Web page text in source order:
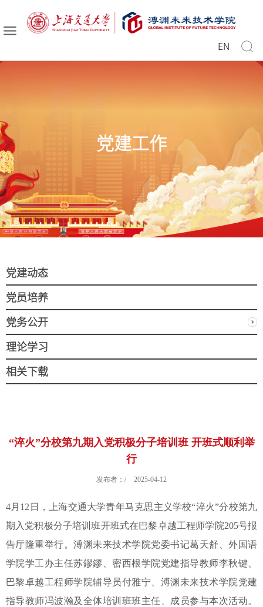
EN
党建工作
党建动态
党员培养
党务公开
理论学习
相关下载
“淬火”分校第九期入党积极分子培训班 开班式顺利举
行
发布者：/ 2025-04-12
4月12日，上海交通大学青年马克思主义学校“淬火”分校第九
期入党积极分子培训班开班式在巴黎卓越工程师学院205号报
告厅隆重举行。溥渊未来技术学院党委书记葛天舒、外国语
学院学工办主任苏鏐鏐、密西根学院党建指导教师李秋键、
巴黎卓越工程师学院辅导员付雅宁、溥渊未来技术学院党建
指导教师冯波瀚及全体培训班班主任、成员参与本次活动。